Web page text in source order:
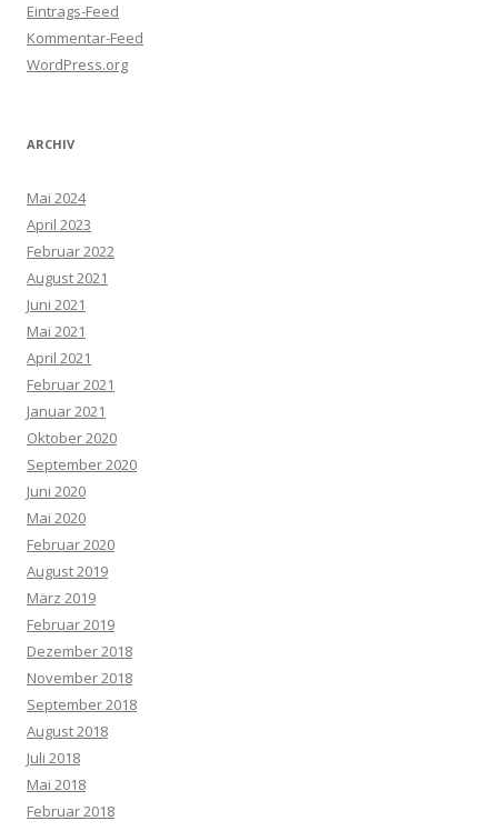
Eintrags-Feed
Kommentar-Feed
WordPress.org
ARCHIV
Mai 2024
April 2023
Februar 2022
August 2021
Juni 2021
Mai 2021
April 2021
Februar 2021
Januar 2021
Oktober 2020
September 2020
Juni 2020
Mai 2020
Februar 2020
August 2019
März 2019
Februar 2019
Dezember 2018
November 2018
September 2018
August 2018
Juli 2018
Mai 2018
Februar 2018